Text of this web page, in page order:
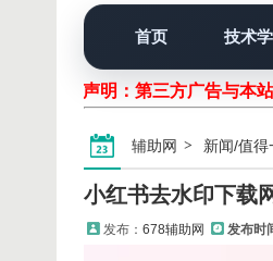
首页 技术
声明：第三方广告与本
辅助网 新闻/值得
小红书去水印下载
发布： 678辅助网 发布时